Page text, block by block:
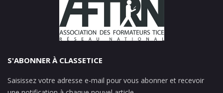
S'ABONNER À CLASSETICE
Saisissez votre adresse e-mail pour vous abonner et recevoir